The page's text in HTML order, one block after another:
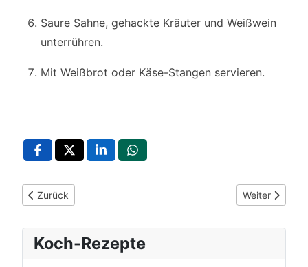
Saure Sahne, gehackte Kräuter und Weißwein
unterrühren.
Mit Weißbrot oder Käse-Stangen servieren.
Vorheriger Beitrag: Basilikumsuppe mit Erbsen – Cremige
Zurück Nächster
Weiter
Koch-Rezepte